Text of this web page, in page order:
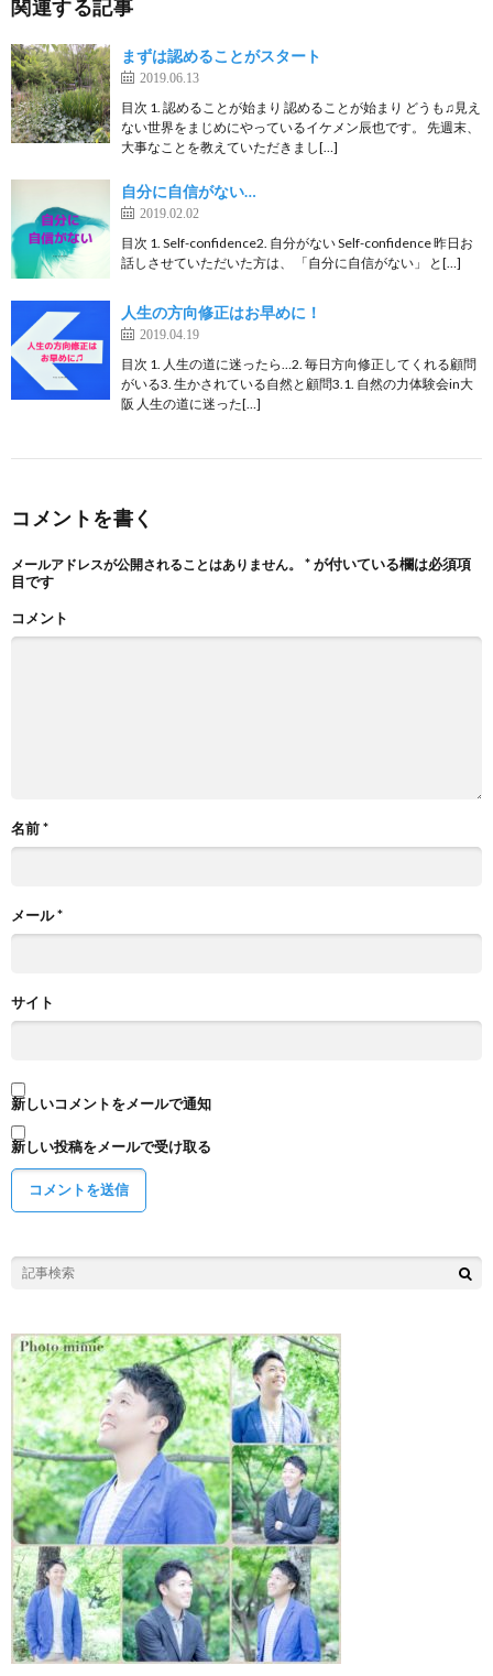
関連する記事
まずは認めることがスタート
2019.06.13
目次 1. 認めることが始まり 認めることが始まり どうも♫見え
ない世界をまじめにやっているイケメン辰也です。 先週末、
大事なことを教えていただきまし[…]
自分に自信がない…
2019.02.02
目次 1. Self-confidence2. 自分がない Self-confidence 昨日お
話しさせていただいた方は、 「自分に自信がない」 と[…]
人生の方向修正はお早めに！
2019.04.19
目次 1. 人生の道に迷ったら…2. 毎日方向修正してくれる顧問
がいる3. 生かされている自然と顧問3.1. 自然の力体験会in大
阪 人生の道に迷った[…]
コメントを書く
メールアドレスが公開されることはありません。 *が付いている欄は必須項
目です
コメント
名前*
メール*
サイト
新しいコメントをメールで通知
新しい投稿をメールで受け取る